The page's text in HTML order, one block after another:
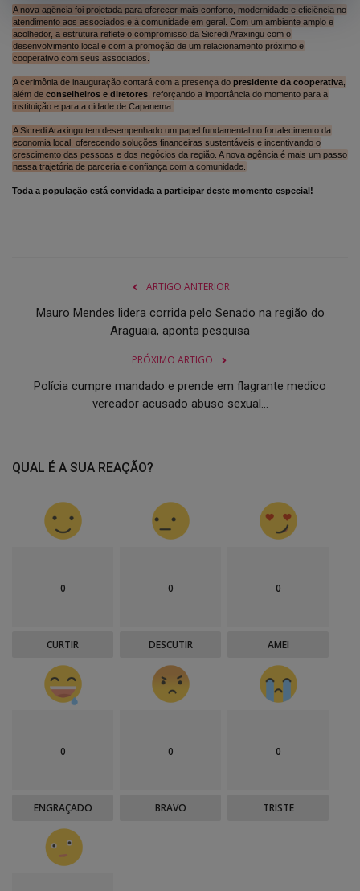
A nova agência foi projetada para oferecer mais conforto, modernidade e eficiência no
atendimento aos associados e à comunidade em geral. Com um ambiente amplo e
acolhedor, a estrutura reflete o compromisso da Sicredi Araxingu com o
desenvolvimento local e com a promoção de um relacionamento próximo e
cooperativo com seus associados.
A cerimônia de inauguração contará com a presença do presidente da cooperativa,
além de conselheiros e diretores, reforçando a importância do momento para a
instituição e para a cidade de Capanema.
A Sicredi Araxingu tem desempenhado um papel fundamental no fortalecimento da
economia local, oferecendo soluções financeiras sustentáveis e incentivando o
crescimento das pessoas e dos negócios da região. A nova agência é mais um passo
nessa trajetória de parceria e confiança com a comunidade.
Toda a população está convidada a participar deste momento especial!
ARTIGO ANTERIOR
Mauro Mendes lidera corrida pelo Senado na região do
Araguaia, aponta pesquisa
PRÓXIMO ARTIGO
Polícia cumpre mandado e prende em flagrante medico
vereador acusado abuso sexual...
QUAL É A SUA REAÇÃO?
0
CURTIR
0
DESCUTIR
0
AMEI
0
ENGRAÇADO
0
BRAVO
0
TRISTE